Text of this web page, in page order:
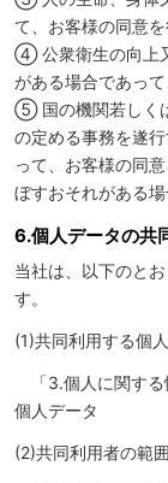
て、お客様の同意
④ 公衆衛生の向上
がある場合であっ
⑤ 国の機関若しく
の定める事務を遂
って、お客様の同
ぼすおそれがある場
6.個人データの共
当社は、以下のと
す。
(1)共同利用する個
「3.個人に関する
個人データ
(2)共同利用者の範囲